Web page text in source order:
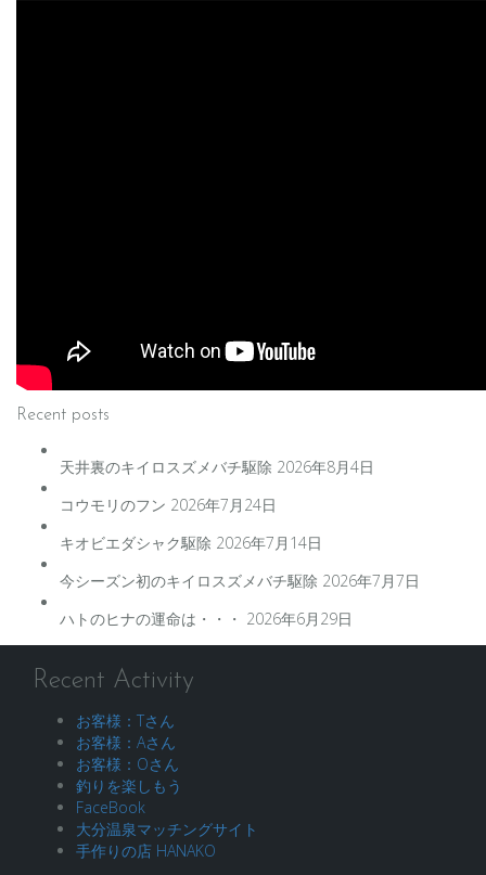
Recent posts
天井裏のキイロスズメバチ駆除 2026年8月4日
コウモリのフン 2026年7月24日
キオビエダシャク駆除 2026年7月14日
今シーズン初のキイロスズメバチ駆除 2026年7月7日
ハトのヒナの運命は・・・ 2026年6月29日
Recent Activity
お客様：Tさん
お客様：Aさん
お客様：Oさん
釣りを楽しもう
FaceBook
大分温泉マッチングサイト
手作りの店 HANAKO